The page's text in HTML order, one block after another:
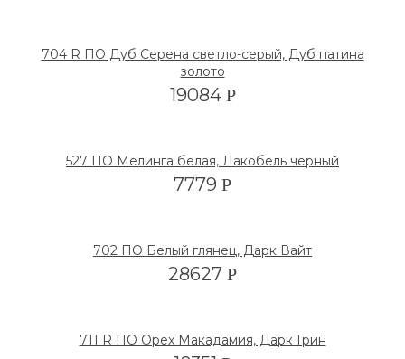
704 R ПО Дуб Серена светло-серый, Дуб патина
золото
19084 Р
527 ПО Мелинга белая, Лакобель черный
7779 Р
702 ПО Белый глянец, Дарк Вайт
28627 Р
711 R ПО Орех Макадамия, Дарк Грин